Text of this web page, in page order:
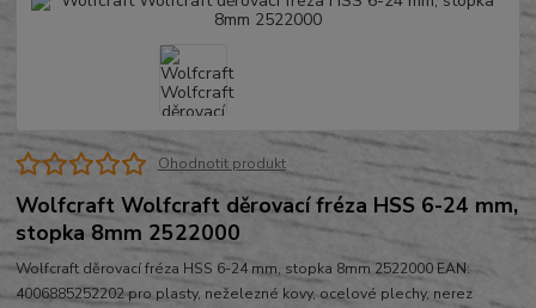
Ohodnotit produkt
Wolfcraft Wolfcraft děrovací fréza HSS 6-24 mm,
stopka 8mm 2522000
Wolfcraft děrovací fréza HSS 6-24 mm, stopka 8mm 2522000 EAN:
4006885252202 pro plasty, neželezné kovy, ocelové plechy, nerez